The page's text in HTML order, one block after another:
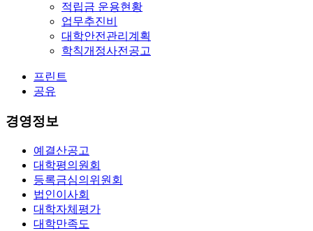
적립금 운용현황
업무추진비
대학안전관리계획
학칙개정사전공고
프린트
공유
경영정보
예결산공고
대학평의원회
등록금심의위원회
법인이사회
대학자체평가
대학만족도